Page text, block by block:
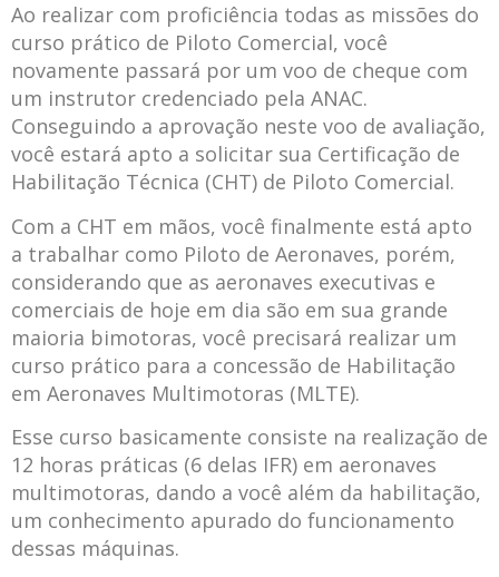
Ao realizar com proficiência todas as missões do
curso prático de Piloto Comercial, você
novamente passará por um voo de cheque com
um instrutor credenciado pela ANAC.
Conseguindo a aprovação neste voo de avaliação,
você estará apto a solicitar sua Certificação de
Habilitação Técnica (CHT) de Piloto Comercial.
Com a CHT em mãos, você finalmente está apto
a trabalhar como Piloto de Aeronaves, porém,
considerando que as aeronaves executivas e
comerciais de hoje em dia são em sua grande
maioria bimotoras, você precisará realizar um
curso prático para a concessão de Habilitação
em Aeronaves Multimotoras (MLTE).
Esse curso basicamente consiste na realização de
12 horas práticas (6 delas IFR) em aeronaves
multimotoras, dando a você além da habilitação,
um conhecimento apurado do funcionamento
dessas máquinas.